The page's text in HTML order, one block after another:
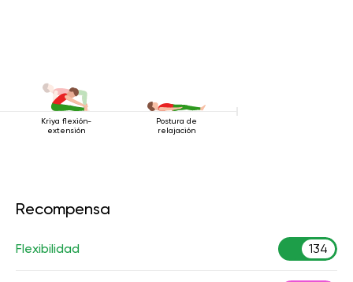
Kriya flexión-
extensión
Postura de
relajación
Recompensa
Flexibilidad 134